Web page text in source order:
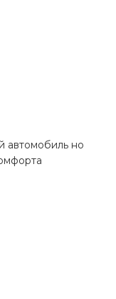
автомобиль но